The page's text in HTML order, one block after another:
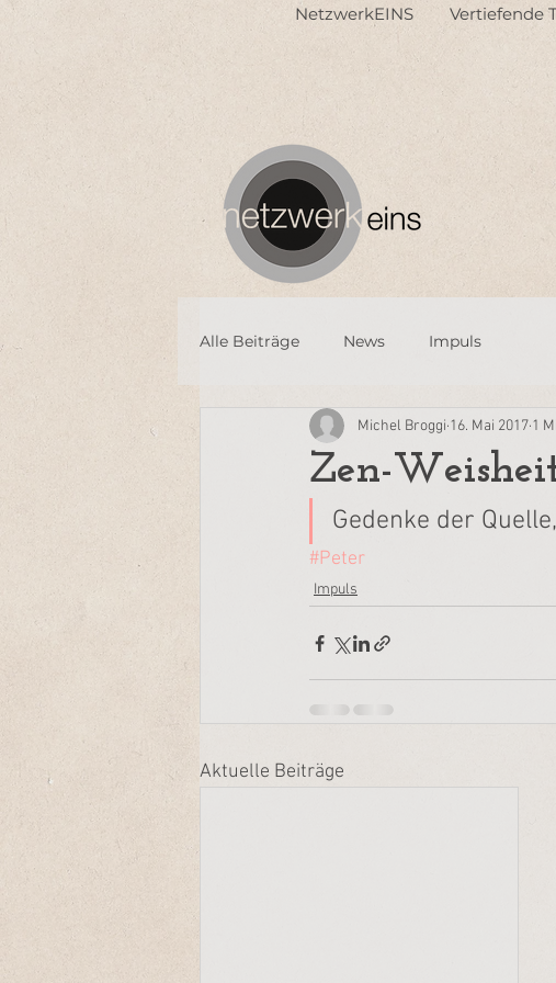
NetzwerkEINS Vertiefende
Alle Beiträge News Impuls
Zen-
Michel Broggi 16. Mai 2017 1
Gedenke der
#Peter
Impuls
Aktuelle Beiträge